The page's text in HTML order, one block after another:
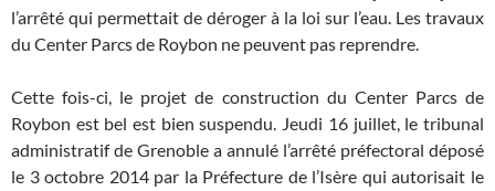
l’arrêté qui permettait de déroger à la loi sur l’eau. Les travaux
du Center Parcs de Roybon ne peuvent pas reprendre.
Cette fois-ci, le projet de construction du Center Parcs de
Roybon est bel est bien suspendu. Jeudi 16 juillet, le tribunal
administratif de Grenoble a annulé l’arrêté préfectoral déposé
le 3 octobre 2014 par la Préfecture de l’Isère qui autorisait le